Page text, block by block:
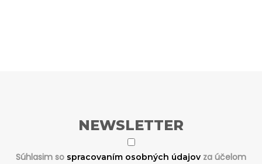
NEWSLETTER
Súhlasim so spracovaním osobných údajov za účelom